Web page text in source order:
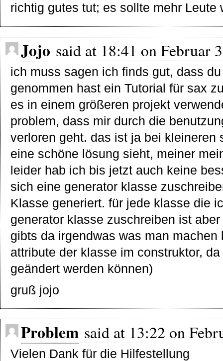
richtig gutes tut; es sollte mehr Leute
Jojo said at 18:41 on Februar
ich muss sagen ich finds gut, dass
genommen hast ein Tutorial für sax
es in einem größeren projekt
problem, dass mir durch die
verloren geht. das ist ja bei kleineren
eine schöne lösung sieht, meiner
leider hab ich bis jetzt auch keine
sich eine generator klasse
Klasse generiert. für jede klasse die
generator klasse zuschreiben ist
gibts da irgendwas was man
attribute der klasse im construktor,
geändert werden können)
gruß jojo
Problem said at 13:22 on
Vielen Dank für die Hilfestellung